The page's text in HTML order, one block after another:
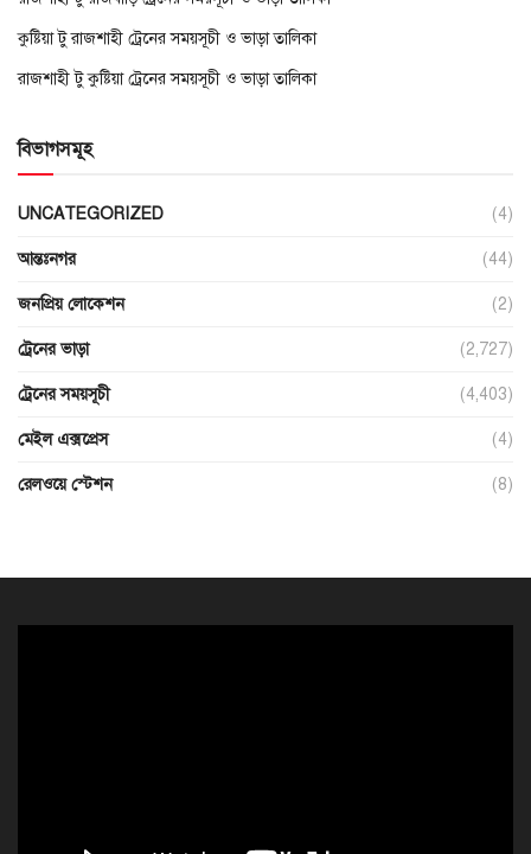
কুষ্টিয়া টু রাজশাহী ট্রেনের সময়সূচী ও ভাড়া তালিকা
রাজশাহী টু কুষ্টিয়া ট্রেনের সময়সূচী ও ভাড়া তালিকা
বিভাগসমূহ
UNCATEGORIZED (4)
আন্তঃনগর (44)
জনপ্রিয় লোকেশন (2)
ট্রেনের ভাড়া (2,727)
ট্রেনের সময়সূচী (4,403)
মেইল এক্সপ্রেস (4)
রেলওয়ে স্টেশন (8)